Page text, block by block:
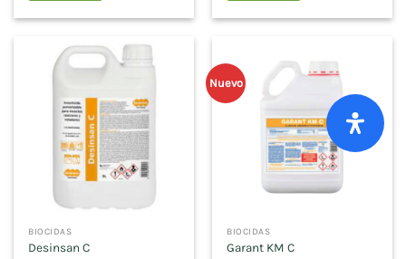
BIOCIDAS
Desinsan C
Nuevo
BIOCIDAS
Garant KM C